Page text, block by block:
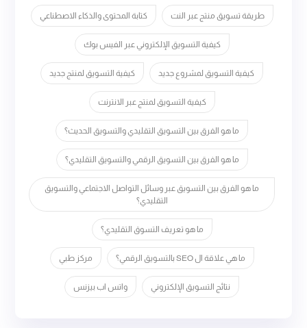
طريقة تسويق منتج عبر النت كتابة المحتوى والذكاء الاصطناعي
كيفية التسويق الإلكتروني عبر الفيس بوك
كيفية التسويق لمشروع جديد كيفية التسويق لمنتج جديد
كيفية التسويق لمنتج عبر الانترنت
ما هو الفرق بين التسويق التقليدي والتسويق الحديث؟
ما هو الفرق بين التسويق الرقمي والتسويق التقليدي؟
ما هو الفرق بين التسويق عبر وسائل التواصل الاجتماعي والتسويق
التقليدي؟
ما هو تعريف التسوق التقليدي؟
ما هي علاقة ال SEO بالتسويق الرقمي؟ مركز طبي
نتائج التسويق الإلكتروني واتس اب بيزنس